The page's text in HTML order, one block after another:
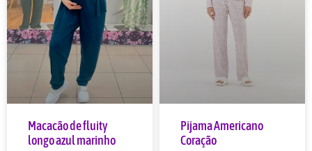
Macacão de fluity
longo azul marinho
Pijama Americano
Coração